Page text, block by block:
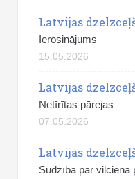
Latvijas
Ierosinājums
15.05.2026
Latvijas
Netīrītas pārejas
07.05.2026
Latvijas
Sūdzība par vilciena